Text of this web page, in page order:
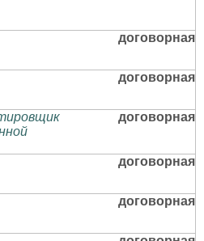
договорная
договорная
договорная
договорная
договорная